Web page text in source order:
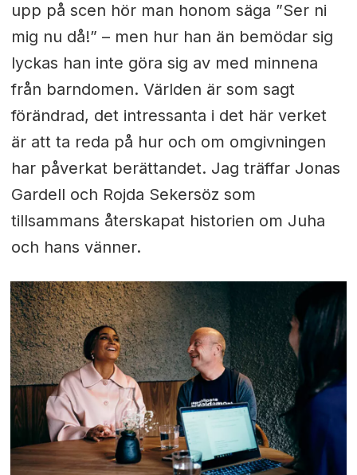
upp på scen hör man honom säga ”Ser ni
mig nu då!” – men hur han än bemödar sig
lyckas han inte göra sig av med minnena
från barndomen. Världen är som sagt
förändrad, det intressanta i det här verket
är att ta reda på hur och om omgivningen
har påverkat berättandet. Jag träffar Jonas
Gardell och Rojda Sekersöz som
tillsammans återskapat historien om Juha
och hans vänner.